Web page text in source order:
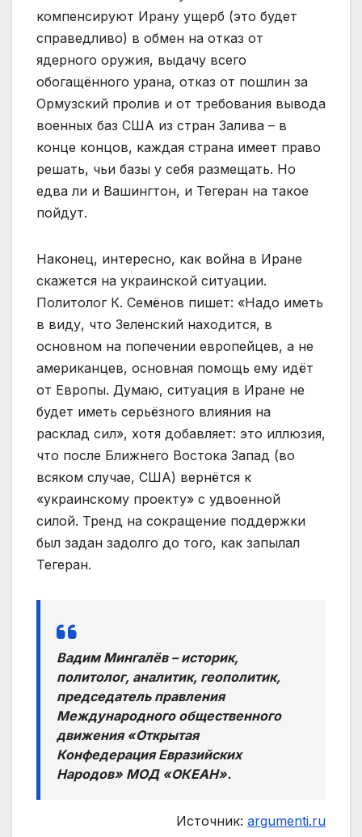
компенсируют Ирану ущерб (это будет
справедливо) в обмен на отказ от
ядерного оружия, выдачу всего
обогащённого урана, отказ от пошлин за
Ормузский пролив и от требования вывода
военных баз США из стран Залива – в
конце концов, каждая страна имеет право
решать, чьи базы у себя размещать. Но
едва ли и Вашингтон, и Тегеран на такое
пойдут.
Наконец, интересно, как война в Иране
скажется на украинской ситуации.
Политолог К. Семёнов пишет: «Надо иметь
в виду, что Зеленский находится, в
основном на попечении европейцев, а не
американцев, основная помощь ему идёт
от Европы. Думаю, ситуация в Иране не
будет иметь серьёзного влияния на
расклад сил», хотя добавляет: это иллюзия,
что после Ближнего Востока Запад (во
всяком случае, США) вернётся к
«украинскому проекту» с удвоенной
силой. Тренд на сокращение поддержки
был задан задолго до того, как запылал
Тегеран.
Вадим Мингалёв – историк,
политолог, аналитик, геополитик,
председатель правления
Международного общественного
движения «Открытая
Конфедерация Евразийских
Народов» МОД «ОКЕАН».
Источник: argumenti.ru